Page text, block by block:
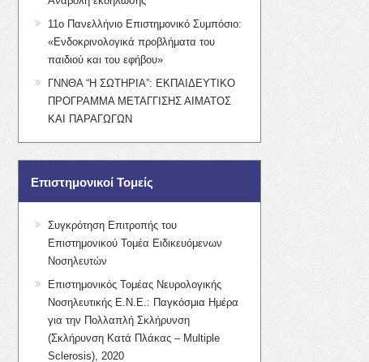
11ο Πανελλήνιο Επιστημονικό Συμπόσιο:
«Ενδοκρινολογικά προβλήματα του
παιδιού και του εφήβου»
ΓΝΝΘΑ “Η ΣΩΤΗΡΙΑ”: ΕΚΠΑΙΔΕΥΤΙΚΟ
ΠΡΟΓΡΑΜΜΑ ΜΕΤΑΓΓΙΣΗΣ ΑΙΜΑΤΟΣ
ΚΑΙ ΠΑΡΑΓΩΓΩΝ
Επιστημονικοί Τομείς
Συγκρότηση Επιτροπής του
Επιστημονικού Τομέα Ειδικευόμενων
Νοσηλευτών
Επιστημονικός Τομέας Νευρολογικής
Νοσηλευτικής Ε.Ν.Ε.: Παγκόσμια Ημέρα
για την Πολλαπλή Σκλήρυνση
(Σκλήρυνση Κατά Πλάκας – Multiple
Sclerosis), 2020